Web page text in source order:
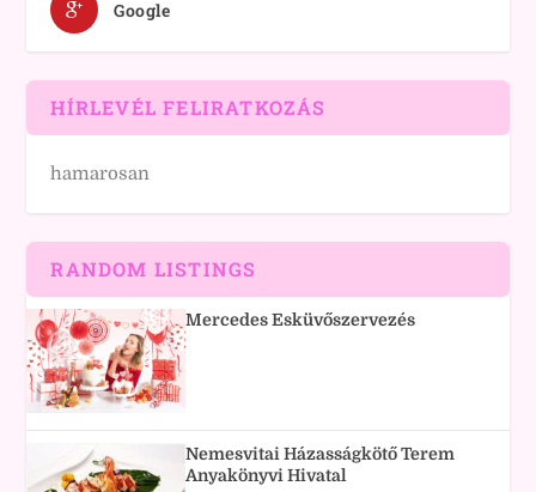
Google
HÍRLEVÉL FELIRATKOZÁS
hamarosan
RANDOM LISTINGS
Mercedes Esküvőszervezés
Nemesvitai Házasságkötő Terem
Anyakönyvi Hivatal